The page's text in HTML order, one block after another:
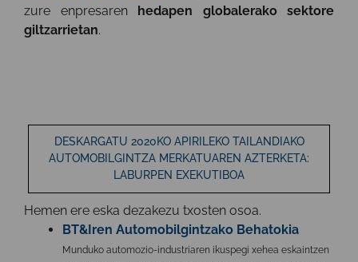
zure enpresaren hedapen globalerako sektore
giltzarrietan.
DESKARGATU 2020KO APIRILEKO TAILANDIAKO
AUTOMOBILGINTZA MERKATUAREN AZTERKETA:
LABURPEN EXEKUTIBOA
Hemen ere eska dezakezu txosten osoa.
BT&Iren Automobilgintzako Behatokia
Munduko automozio-industriaren ikuspegi xehea eskaintzen